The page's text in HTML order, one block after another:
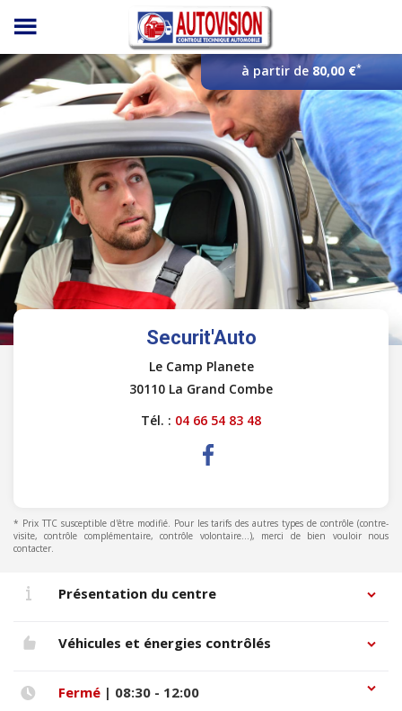
Panneau de gestion des cookies
à partir de80,00 €*
Securit'Auto
Le Camp Planete
30110 La Grand Combe
Tél. : 04 66 54 83 48
* Prix TTC susceptible d'être modifié. Pour les tarifs des autres types de contrôle (contre-
visite, contrôle complémentaire, contrôle volontaire...), merci de bien vouloir nous
contacter.
Présentation du centre
Véhicules et énergies contrôlés
Fermé| 08:30 - 12:00